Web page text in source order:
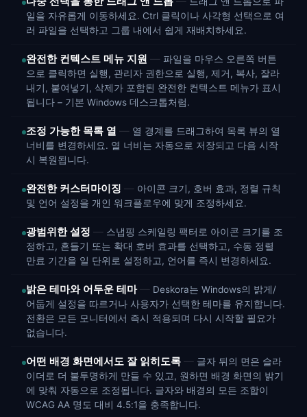
일을 자유롭게 이동하세요. Ctrl 클릭이나 사각형 선택으로 여
러 파일을 선택하고 그룹 내에서 쉽게 재배치하세요.
완전한 컨텍스트 메뉴 지원
파일을 마우스 오른쪽 버튼
으로 클릭하면 실행, 관리자 권한으로 실행, 제거, 복사, 잘라
내기, 붙여넣기, 삭제가 포함된 완전한 컨텍스트 메뉴가 표시
됩니다 – 기본 Windows 데스크톱처럼.
조정 가능한 목록 열
열 경계를 드래그하여 목록 뷰의 열
너비를 변경하세요. 열 너비는 자동으로 저장되고 다음 시작
시 복원됩니다.
완전한 커스터마이징
아이콘 크기, 호버 효과, 정렬 규칙
및 언어 설정을 개인 워크플로우에 맞게 조정하세요.
광범위한 설정
스냅핑 스케일링 팩터로 아이콘 크기를 조
정하고, 흔들기 또는 확대 호버 효과를 선택하고, 수동 정렬
만료 기간을 일 단위로 설정하고, 언어를 즉시 변경하세요.
밝은 테마와 어두운 테마
Deskora는 Windows의 밝게/
어둡게 설정을 따르거나 사용자가 선택한 테마를 유지합니다.
전환은 모든 모니터에서 즉시 적용되며 다시 시작할 필요가
없습니다.
어떤 배경 화면에서도 잘 읽히도록
글자 뒤의 면은 슬라
이더로 더 불투명하게 만들 수 있고, 원하면 배경 화면의 밝기
에 맞춰 자동으로 조정됩니다. 글자와 배경의 모든 조합이
WCAG AA 명도 대비 4.5:1을 충족합니다.